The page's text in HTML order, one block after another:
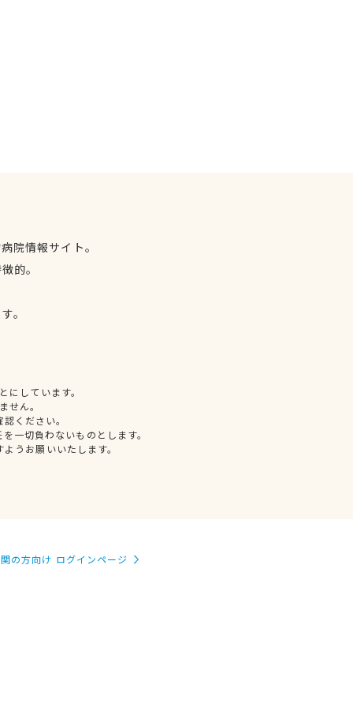
院情報サイト。
的。
。
しています。
せん。
ください。
一切負わないものとします。
うお願いいたします。
の方向け ログインページ